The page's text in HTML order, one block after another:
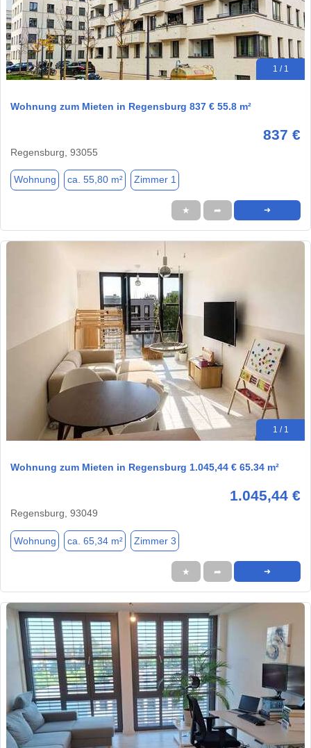
1 / 1
Wohnung zum Mieten in Regensburg 837 € 55.8 m²
837 €
Regensburg, 93055
Wohnung ca. 55,80 m² Zimmer 1
★ ➦ ➜
1 / 1
Wohnung zum Mieten in Regensburg 1.045,44 € 65.34 m²
1.045,44 €
Regensburg, 93049
Wohnung ca. 65,34 m² Zimmer 3
★ ➦ ➜